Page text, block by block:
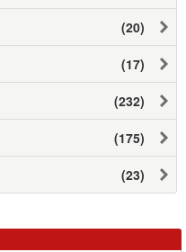
(20)
(17)
(232)
(175)
(23)